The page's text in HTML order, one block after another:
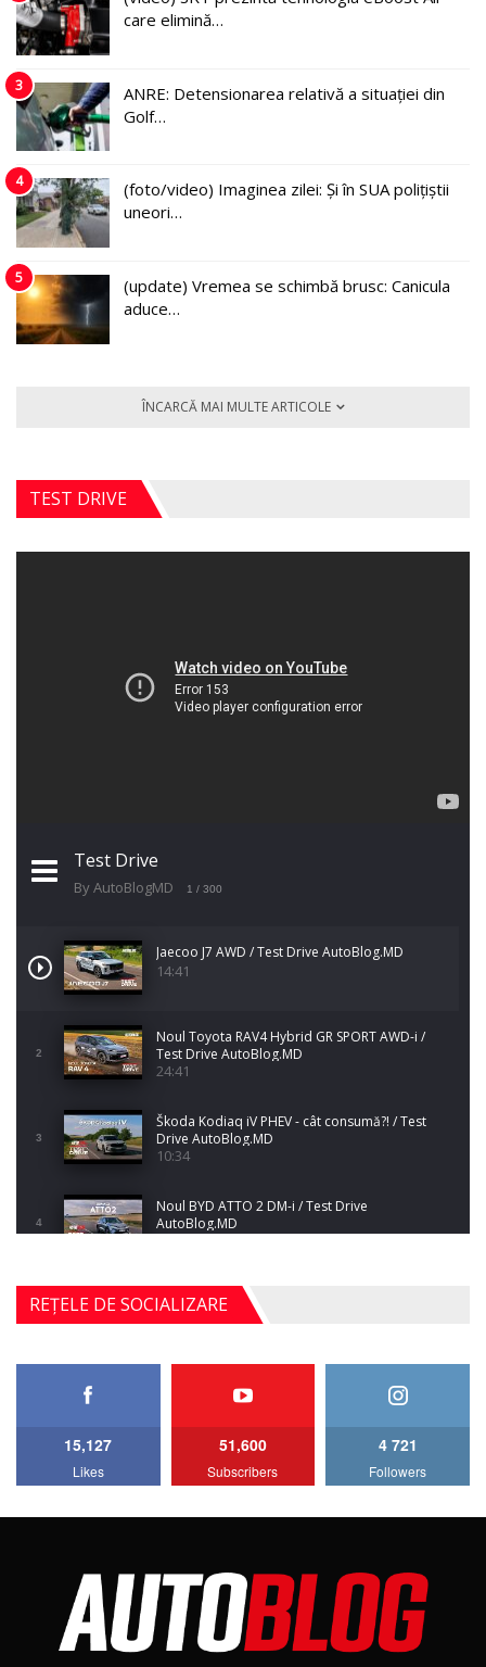
care elimină…
3
ANRE: Detensionarea relativă a situației din
Golf…
4
(foto/video) Imaginea zilei: Și în SUA polițiștii
uneori…
5
(update) Vremea se schimbă brusc: Canicula
aduce…
ÎNCARCĂ MAI MULTE ARTICOLE
TEST DRIVE
Test Drive
By AutoBlogMD 1 / 300
Jaecoo J7 AWD / Test Drive AutoBlog.MD
14:41
2
Noul Toyota RAV4 Hybrid GR SPORT AWD-i /
Test Drive AutoBlog.MD
24:41
3
Škoda Kodiaq iV PHEV - cât consumă?! / Test
Drive AutoBlog.MD
10:34
4
Noul BYD ATTO 2 DM-i / Test Drive
AutoBlog.MD
17:35
5
Noul Mercedes-Benz S-Class facelift (S 580
4MATIC V223) / Test Drive AutoBlog.MD
27:33
AutoBlog.MD
15:08
Noul Geely EX2 / Test Drive AutoBlog.MD
15:22
REȚELE DE SOCIALIZARE
15,127
Likes
51,600
Subscribers
4 721
Followers